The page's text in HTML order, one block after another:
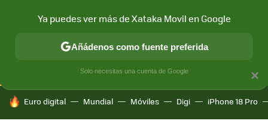
CONECTIVIDAD MÓVIL Y SOCIEDAD APLICACIONES
HOY SE HABLA DE
Euro digital Mundial Móviles Digi iPhone 18 Pro
×
Ya puedes ver más de Xataka Movil en Google
Añádenos como fuente preferida
Solo necesitas una cuenta de Google